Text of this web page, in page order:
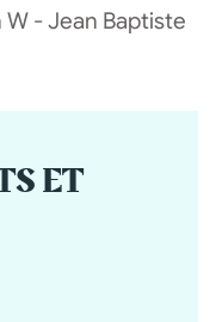
- Jean Baptiste
ET